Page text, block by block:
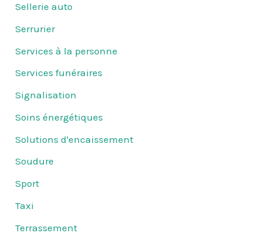
Sellerie auto
Serrurier
Services à la personne
Services funéraires
Signalisation
Soins énergétiques
Solutions d'encaissement
Soudure
Sport
Taxi
Terrassement